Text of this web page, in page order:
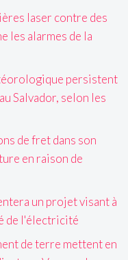
laser contre des
les alarmes de la
persistent
Salvador, selon les
de fret dans son
en raison de
un projet visant à
de l'électricité
de terre mettent en